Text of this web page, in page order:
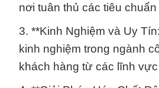
nơi tuân thủ các tiêu
3. **Kinh Nghiệm và Uy
kinh nghiệm trong ngành
khách hàng từ các lĩnh